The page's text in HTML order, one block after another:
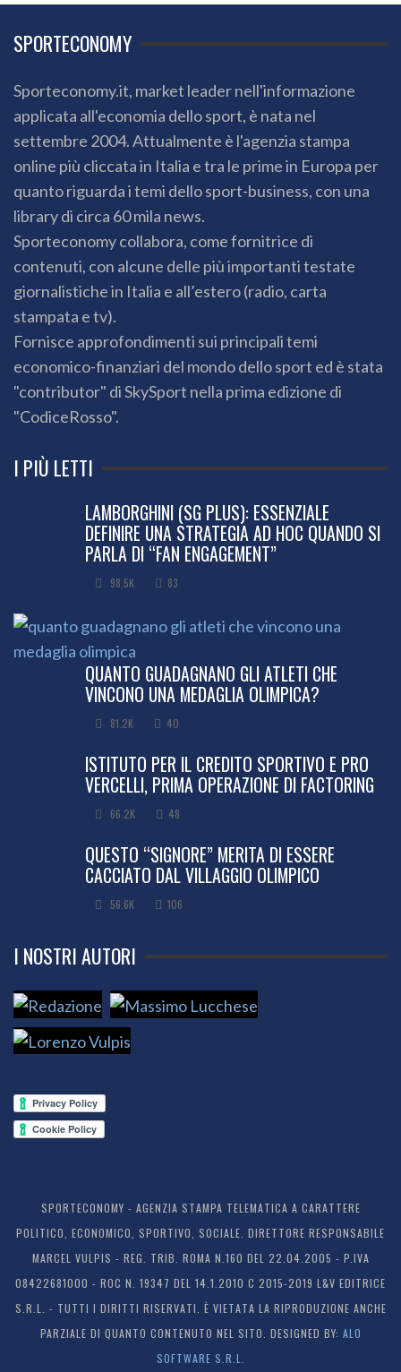
SPORTECONOMY
Sporteconomy.it, market leader nell'informazione
applicata all'economia dello sport, è nata nel
settembre 2004. Attualmente è l'agenzia stampa
online più cliccata in Italia e tra le prime in Europa per
quanto riguarda i temi dello sport-business, con una
library di circa 60 mila news.
Sporteconomy collabora, come fornitrice di
contenuti, con alcune delle più importanti testate
giornalistiche in Italia e all’estero (radio, carta
stampata e tv).
Fornisce approfondimenti sui principali temi
economico-finanziari del mondo dello sport ed è stata
"contributor" di SkySport nella prima edizione di
"CodiceRosso".
I PIÙ LETTI
LAMBORGHINI (SG PLUS): ESSENZIALE
DEFINIRE UNA STRATEGIA AD HOC QUANDO SI
PARLA DI “FAN ENGAGEMENT”
98.5K 83
QUANTO GUADAGNANO GLI ATLETI CHE
VINCONO UNA MEDAGLIA OLIMPICA?
81.2K 40
ISTITUTO PER IL CREDITO SPORTIVO E PRO
VERCELLI, PRIMA OPERAZIONE DI FACTORING
66.2K 48
QUESTO “SIGNORE” MERITA DI ESSERE
CACCIATO DAL VILLAGGIO OLIMPICO
56.6K 106
I NOSTRI AUTORI
SPORTECONOMY - AGENZIA STAMPA TELEMATICA A CARATTERE
POLITICO, ECONOMICO, SPORTIVO, SOCIALE. DIRETTORE RESPONSABILE
MARCEL VULPIS - REG. TRIB. ROMA N.160 DEL 22.04.2005 - P.IVA
08422681000 - ROC N. 19347 DEL 14.1.2010 C 2015-2019 L&V EDITRICE
S.R.L. - TUTTI I DIRITTI RISERVATI. È VIETATA LA RIPRODUZIONE ANCHE
PARZIALE DI QUANTO CONTENUTO NEL SITO. DESIGNED BY: ALO
SOFTWARE S.R.L.